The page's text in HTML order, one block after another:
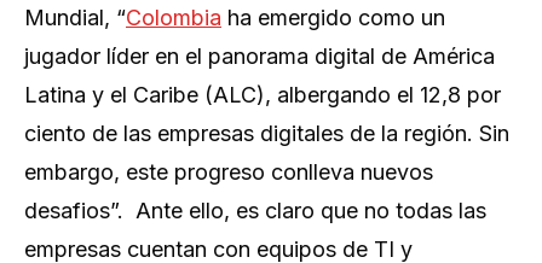
Mundial, “Colombia ha emergido como un
jugador líder en el panorama digital de América
Latina y el Caribe (ALC), albergando el 12,8 por
ciento de las empresas digitales de la región. Sin
embargo, este progreso conlleva nuevos
desafios”. Ante ello, es claro que no todas las
empresas cuentan con equipos de TI y